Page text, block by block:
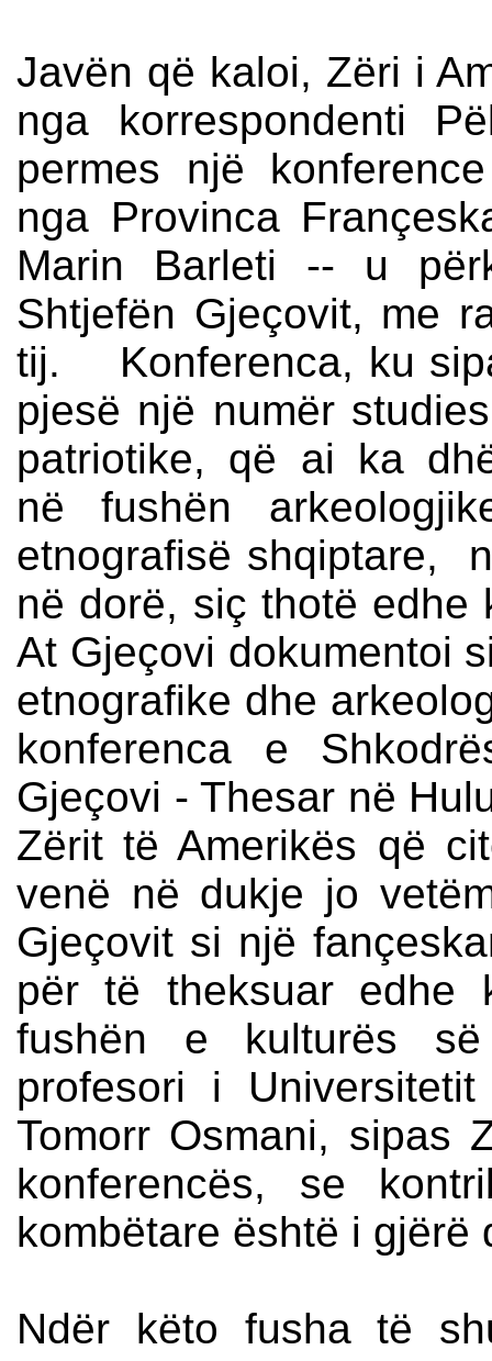
Javën që kaloi, Zëri i
nga korrespondenti
permes një
nga Provinca
Marin Barleti -- u
Shtjefën Gjeçovit, me
tij. Konferenca, ku
pjesë një numër
patriotike, që ai ka
në fushën
etnografisë shqiptare,
në dorë, siç thotë edhe
At Gjeçovi dokumentoi
etnografike dhe
konferenca e
Gjeçovi - Thesar në
Zërit të Amerikës që
venë në dukje jo
Gjeçovit si një
për të theksuar edhe
fushën e kulturës
profesori i
Tomorr Osmani, sipas
konferencës, se
kombëtare është i gjërë
Ndër këto fusha të